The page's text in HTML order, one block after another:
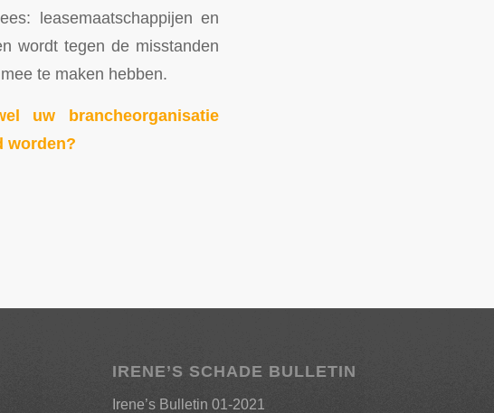
leasemaatschappijen en
wordt tegen de misstanden
te maken hebben.
uw brancheorganisatie
worden?
IRENE’S SCHADE BULLETIN
Irene’s Bulletin 01-2021